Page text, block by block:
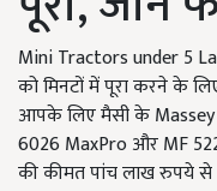
Mini Tractors under 5
को मिनटों में पूरा करने के
आपके लिए मैसी के Massey
6026 MaxPro और MF
की कीमत पांच लाख रुपये